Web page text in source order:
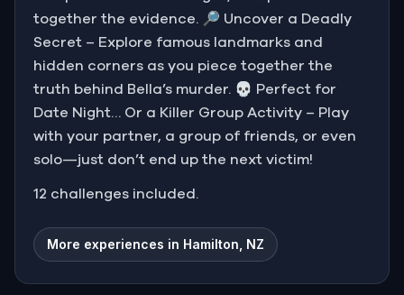
together the evidence. 🔎 Uncover a Deadly
Secret – Explore famous landmarks and
hidden corners as you piece together the
truth behind Bella’s murder. 💀 Perfect for
Date Night… Or a Killer Group Activity – Play
with your partner, a group of friends, or even
solo—just don’t end up the next victim!
12 challenges included.
More experiences in Hamilton, NZ